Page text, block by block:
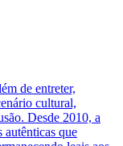
de entreter,
cultural,
Desde 2010, a
autênticas que